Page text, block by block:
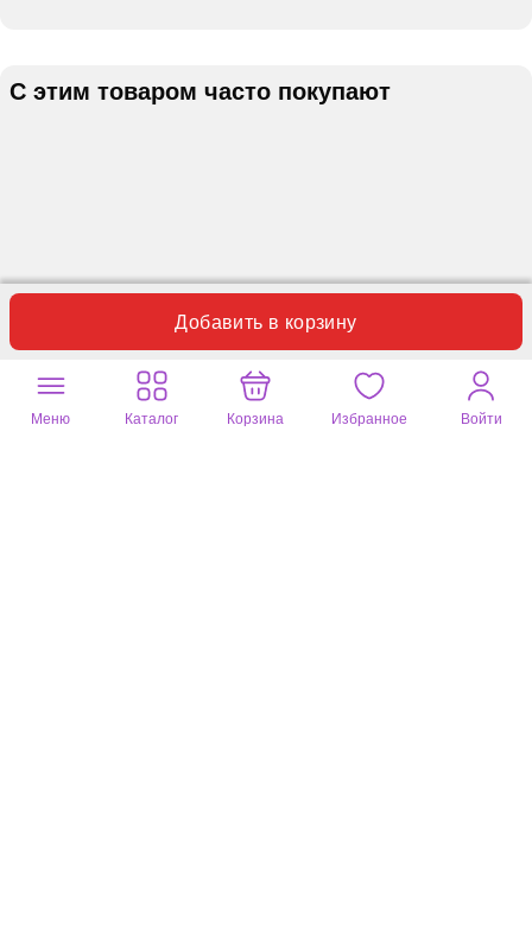
Добавить в корзину
С этим товаром часто покупают
Меню Каталог Корзина Избранное Войти